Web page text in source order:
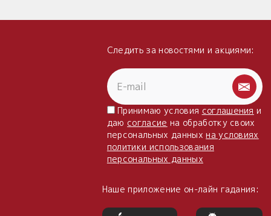
Следить за новостями и акциями:
Принимаю условия соглашения и
даю согласие на обработку своих
персональных данныхна условиях
политики использования
персональных данных
Наше приложение он-лайн гадания: